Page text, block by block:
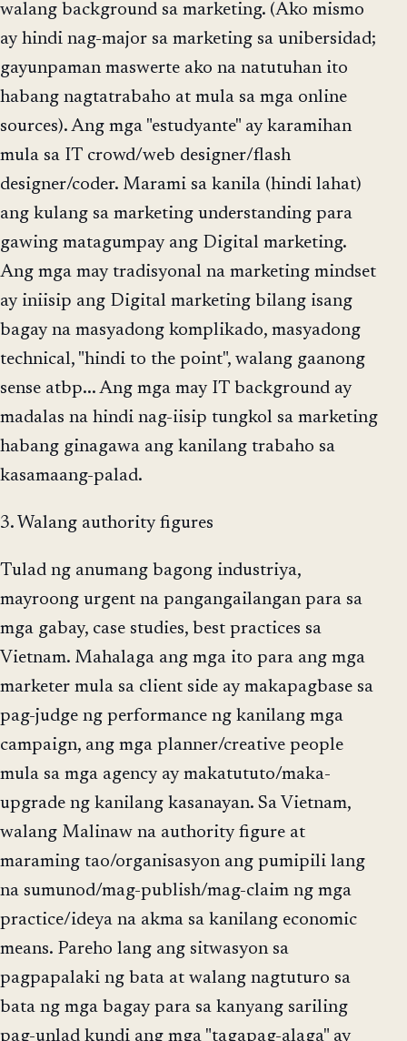
walang background sa marketing. (Ako mismo
ay hindi nag-major sa marketing sa unibersidad;
gayunpaman maswerte ako na natutuhan ito
habang nagtatrabaho at mula sa mga online
sources). Ang mga "estudyante" ay karamihan
mula sa IT crowd/web designer/flash
designer/coder. Marami sa kanila (hindi lahat)
ang kulang sa marketing understanding para
gawing matagumpay ang Digital marketing.
Ang mga may tradisyonal na marketing mindset
ay iniisip ang Digital marketing bilang isang
bagay na masyadong komplikado, masyadong
technical, "hindi to the point", walang gaanong
sense atbp... Ang mga may IT background ay
madalas na hindi nag-iisip tungkol sa marketing
habang ginagawa ang kanilang trabaho sa
kasamaang-palad.
3. Walang authority figures
Tulad ng anumang bagong industriya,
mayroong urgent na pangangailangan para sa
mga gabay, case studies, best practices sa
Vietnam. Mahalaga ang mga ito para ang mga
marketer mula sa client side ay makapagbase sa
pag-judge ng performance ng kanilang mga
campaign, ang mga planner/creative people
mula sa mga agency ay makatututo/maka-
upgrade ng kanilang kasanayan. Sa Vietnam,
walang Malinaw na authority figure at
maraming tao/organisasyon ang pumipili lang
na sumunod/mag-publish/mag-claim ng mga
practice/ideya na akma sa kanilang economic
means. Pareho lang ang sitwasyon sa
pagpapalaki ng bata at walang nagtuturo sa
bata ng mga bagay para sa kanyang sariling
pag-unlad kundi ang mga "tagapag-alaga" ay